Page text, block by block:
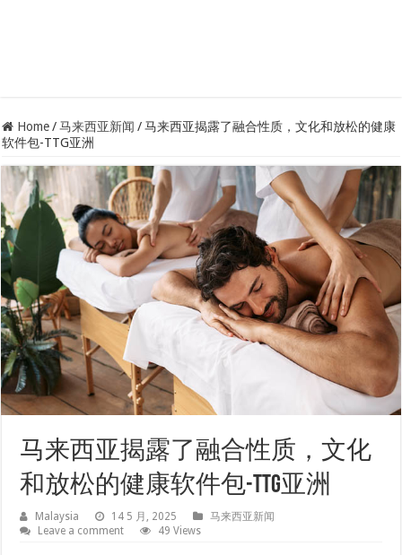
Home / 马来西亚新闻 / 马来西亚揭露了融合性质，文化和放松的健康
软件包-TTG亚洲
马来西亚揭露了融合性质，文化
和放松的健康软件包-TTG亚洲
Malaysia 14 5 月, 2025
马来西亚新闻
Leave a comment
49 Views